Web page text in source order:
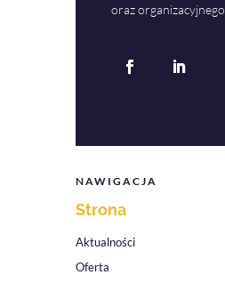
oraz organizacyjnego.
NAWIGACJA
Strona
Aktualności
Oferta